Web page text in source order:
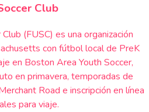
Club
(FUSC) es una organización
con fútbol local de PreK
en Boston Area Youth Soccer,
en primavera, temporadas de
Road e inscripción en línea
para viaje.